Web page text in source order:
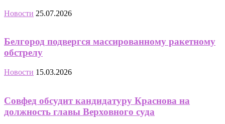
Новости 25.07.2026
Белгород подвергся массированному ракетному
обстрелу
Новости 15.03.2026
Совфед обсудит кандидатуру Краснова на
должность главы Верховного суда